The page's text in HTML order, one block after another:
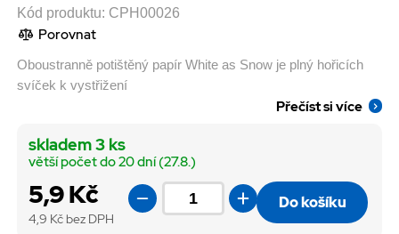
Kód produktu: CPH00026
Porovnat
Oboustranně potištěný papír White as Snow je plný hořicích
svíček k vystřižení
Přečíst si více
5,9 Kč
4,9 Kč bez DPH
skladem 3 ks
větší počet do 20 dní (27.8.)
Do košíku